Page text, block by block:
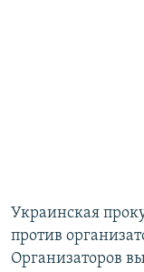
Украинская
против
Организаторов